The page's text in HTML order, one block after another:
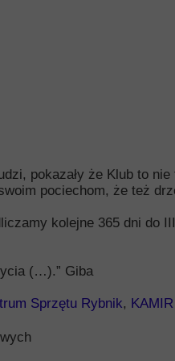
pokazały że Klub to
pociechom, że też
kolejne 365 dni do
(…).” Giba
Sprzętu Rybnik,